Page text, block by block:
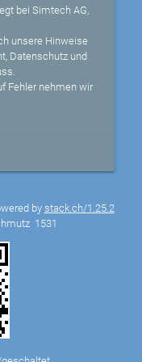
bei Simtech AG,
unsere Hinweise
Datenschutz und
Fehler nehmen wir
by stack.ch/1.25.2
1531